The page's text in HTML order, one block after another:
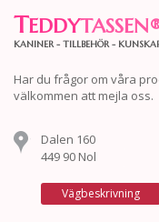
TEDDYTASSEN
KANINER - TILLBEHÖR -
Har du frågor om våra
välkommen att mejla oss.
Dalen 160
449 90 Nol
Vägbeskrivning